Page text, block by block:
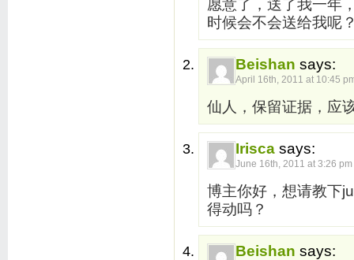
愿意了，送了我一年
时候会不会送给我呢
Beishan says:
April 16th, 2011 at 10:45
仙人，保留证据，应
Irisca says:
June 16th, 2011 at 3:26 pm
博主你好，想请教下
得动吗？
Beishan says: